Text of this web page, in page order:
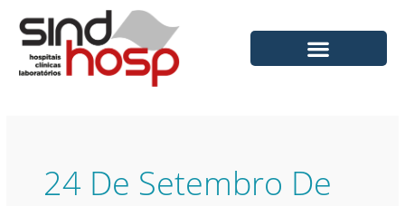
para
conteúdo
24 De Setembro De